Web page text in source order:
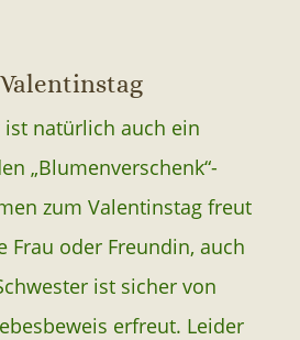
ist natürlich auch ein
„Blumenverschenk“-
zum Valentinstag freut
Frau oder Freundin, auch
ist sicher von
erfreut. Leider